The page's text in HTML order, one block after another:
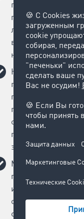
потенциальных
помощью одной
логистических
вы быстро и легко
новые заказы.
Назначать заказы
грузоперевозкам
публикация
грузам займет не
секунд, и это
повлияет на вашу
эффективность.
Мы поможем вам
порожних рейсов и
использование
состава за счет
сочетания спроса